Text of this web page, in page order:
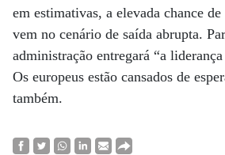
em estimativas, a elevada chance
vem no cenário de saída abrupta.
administração entregará “a
Os europeus estão cansados de
também.